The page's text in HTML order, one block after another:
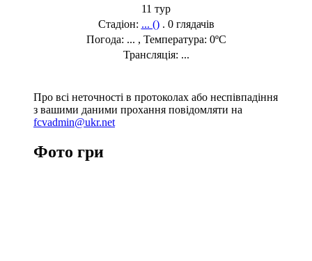
11 тур
Стадіон: ... (). 0 глядачів
Погода: ... , Температура: 0ºC
Трансляція: ...
Про всі неточності в протоколах або неспівпадіння
з вашими даними прохання повідомляти на
fcvadmin@ukr.net
Фото гри